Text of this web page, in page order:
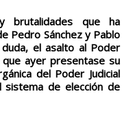
brutalidades que ha
Pedro Sánchez y Pablo
el asalto al Poder
que ayer presentase su
del Poder Judicial
sistema de elección de